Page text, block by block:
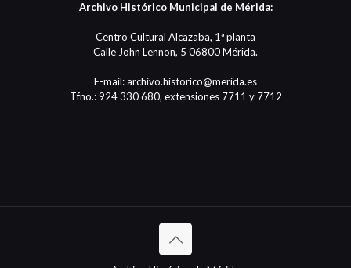
Archivo Histórico Municipal de Mérida:
Centro Cultural Alcazaba, 1ª planta
Calle John Lennon, 5 06800 Mérida.
E-mail: archivo.historico@merida.es
Tfno.: 924 330 680, extensiones 7711 y 7712